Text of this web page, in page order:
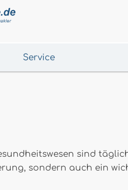
Service
sind
sondern auch ein